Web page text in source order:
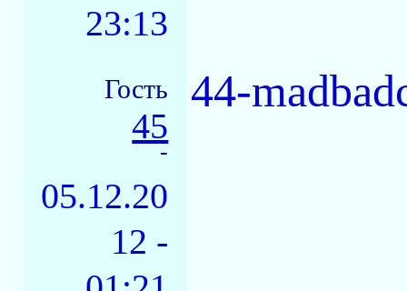
23:13
Гость
45
-
05.12.20
12 -
44-